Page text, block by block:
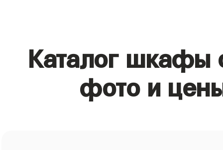
Каталог шкафы
фото и